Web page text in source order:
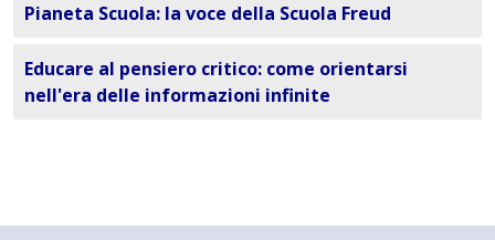
Pianeta Scuola: la voce della Scuola Freud
Educare al pensiero critico: come orientarsi
nell'era delle informazioni infinite